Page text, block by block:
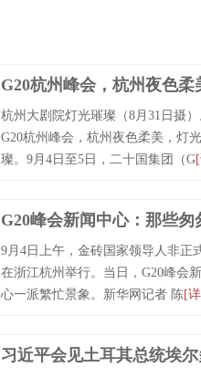
G20杭州峰会，杭州夜色柔
杭州大剧院灯光璀璨（8月31日摄
G20杭州峰会，杭州夜色柔美，灯
璨。9月4日至5日，二十国集团（G
G20峰会新闻中心：那些匆
9月4日上午，金砖国家领导人非正
在浙江杭州举行。当日，G20峰会
心一派繁忙景象。新华网记者 陈[
习近平会见土耳其总统埃